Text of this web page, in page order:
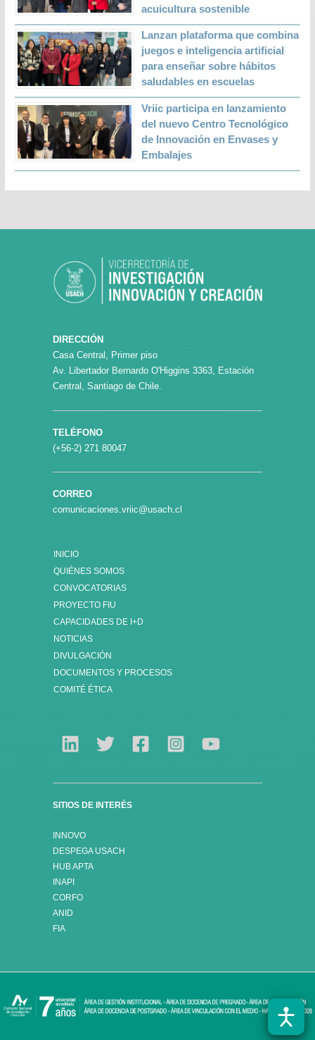
acuicultura sostenible
Lanzan plataforma que combina
juegos e inteligencia artificial
para enseñar sobre hábitos
saludables en escuelas
Vriic participa en lanzamiento
del nuevo Centro Tecnológico
de Innovación en Envases y
Embalajes
DIRECCIÓN
Casa Central, Primer piso
Av. Libertador Bernardo O'Higgins 3363, Estación
Central, Santiago de Chile.
TELÉFONO
(+56-2) 271 80047
CORREO
comunicaciones.vriic@usach.cl
INICIO
QUIÉNES SOMOS
CONVOCATORIAS
PROYECTO FIU
CAPACIDADES DE I+D
NOTICIAS
DIVULGACIÓN
DOCUMENTOS Y PROCESOS
COMITÉ ÉTICA
SITIOS DE INTERÉS
INNOVO
DESPEGA USACH
HUB APTA
INAPI
CORFO
ANID
FIA